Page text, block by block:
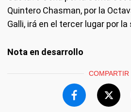
Quintero Chasman, por la
Galli, irá en el tercer lugar por
Nota en desarrollo
COMPARTIR